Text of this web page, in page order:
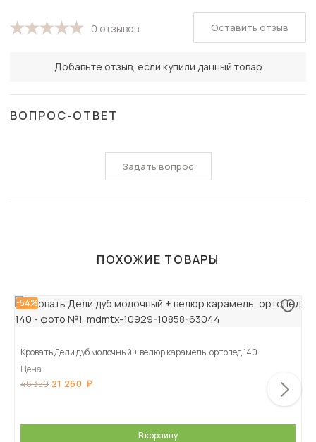
0 отзывов
Добавьте отзыв, если купили данный товар
Оставить отзыв
ВОПРОС-ОТВЕТ
Задать вопрос
ПОХОЖИЕ ТОВАРЫ
-54%
Кровать Дели дуб молочный + велюр карамель, ортопед 140
Цена
46 350 21 260
В корзину